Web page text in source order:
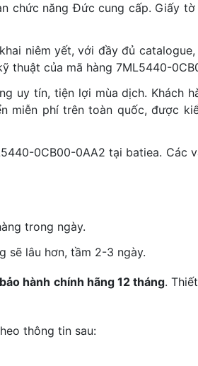
chức năng Đức cung cấp. Giấy tờ
niêm yết, với đầy đủ
thuật của mã hàng 7ML5440-
uy tín, tiện lợi mùa dịch. Khách
miễn phí trên toàn quốc, được
0CB00-0AA2 tại batiea. Các
trong ngày.
sẽ lâu hơn, tầm 2-3 ngày.
bảo hành chính hãng 12 tháng.
thông tin sau: